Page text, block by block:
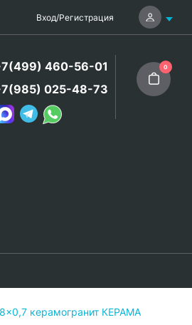
Вход/Регистрация
460-56-01
025-48-73
0
керамогранит КЕРАМА